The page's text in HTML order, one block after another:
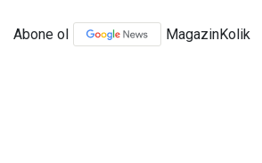
Abone ol MagazinKolik